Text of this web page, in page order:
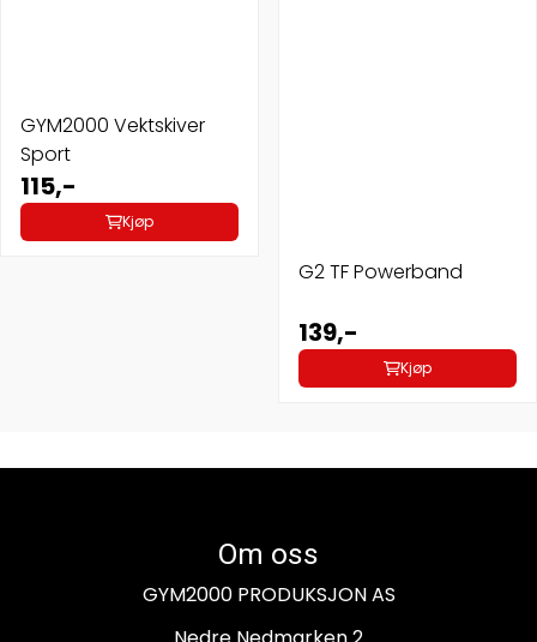
GYM2000 Vektskiver
Sport
115,-
Kjøp
G2 TF Powerband
139,-
Kjøp
Om oss
GYM2000 PRODUKSJON AS